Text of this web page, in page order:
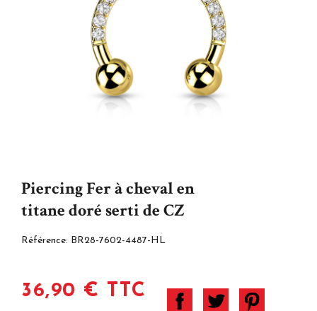
Piercing Fer à cheval en
titane doré serti de CZ
Référence: BR28-7602-4487-HL
36,90 € TTC